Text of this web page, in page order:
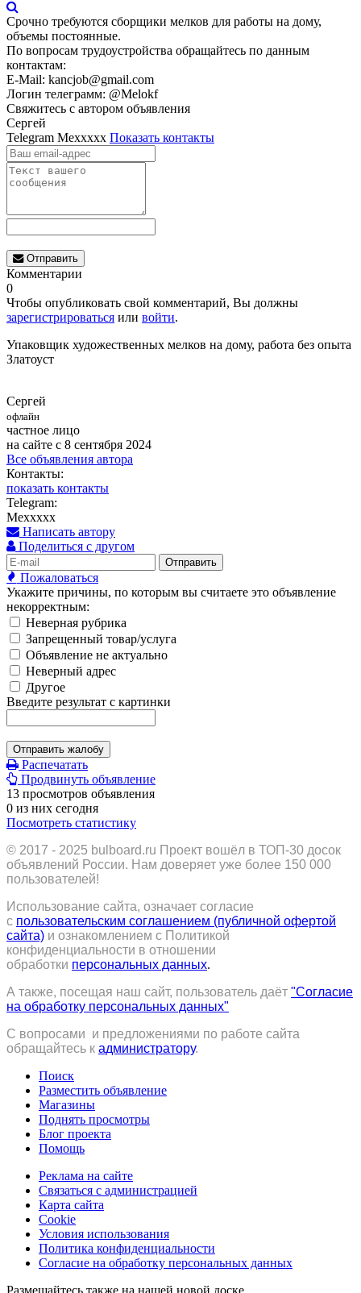
Срочно требуются сборщики мелков для работы на дому,
объемы постоянные.
По вопросам трудоустройства обращайтесь по данным
контактам:
E-Mail: kancjob@gmail.com
Логин телеграмм: @Melokf
Свяжитесь с автором объявления
Сергей
Telegram Mexxxxx Показать контакты
Отправить
Комментарии
0
Чтобы опубликовать свой комментарий, Вы должны
зарегистрироваться или войти.
Упаковщик художественных мелков на дому, работа без опыта
Златоуст
Сергей
офлайн
частное лицо
на сайте с 8 сентября 2024
Все объявления автора
Контакты:
показать контакты
Telegram:
Mexxxxx
Написать автору
Поделиться с другом
Отправить
Пожаловаться
Укажите причины, по которым вы считаете это объявление
некорректным:
Неверная рубрика
Запрещенный товар/услуга
Объявление не актуально
Неверный адрес
Другое
Введите результат с картинки
Отправить жалобу
Распечатать
Продвинуть объявление
13 просмотров объявления
0 из них сегодня
Посмотреть статистику
© 2017 - 2025 bulboard.ru Проект вошёл в ТОП-30 досок
объявлений России. Нам доверяет уже более 150 000
пользователей!
Использование сайта, означает согласие
с пользовательским соглашением (публичной офертой
сайта) и ознакомлением с Политикой
конфиденциальности в отношении
обработки персональных данных.
А также, посещая наш сайт, пользователь даёт "Согласие
на обработку персональных данных"
С вопросами и предложениями по работе сайта
обращайтесь к администратору.
Поиск
Разместить объявление
Магазины
Поднять просмотры
Блог проекта
Помощь
Реклама на сайте
Связаться с администрацией
Карта сайта
Cookie
Условия использования
Политика конфиденциальности
Согласие на обработку персональных данных
Размещайтесь также на нашей новой доске